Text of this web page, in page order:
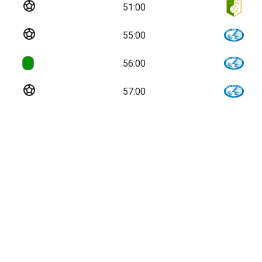
sports_soccer 51:00
sports_soccer 55:00
56:00
sports_soccer 57:00